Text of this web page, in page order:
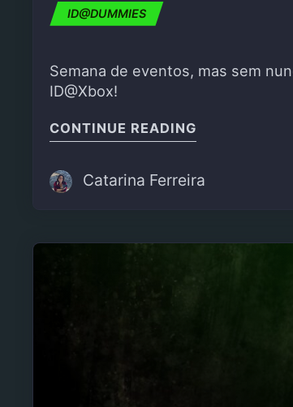
ID@DUMMIES
Semana de eventos, mas sem
ID@Xbox!
CONTINUE READING
Catarina Ferreira